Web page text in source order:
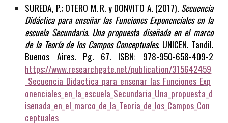
SUREDA, P.; OTERO M. R. y DONVITO A. (2017). Secuencia
Didáctica para enseñar las Funciones Exponenciales en la
escuela Secundaria. Una propuesta diseñada en el marco
de la Teoría de los Campos Conceptuales. UNICEN. Tandil.
Buenos Aires. Pg. 67. ISBN: 978-950-658-409-2
https://www.researchgate.net/publication/315642459
_Secuencia_Didactica_para_ensenar_las_Funciones_Exp
onenciales_en_la_escuela_Secundaria_Una_propuesta_d
isenada_en_el_marco_de_la_Teoria_de_los_Campos_Con
ceptuales